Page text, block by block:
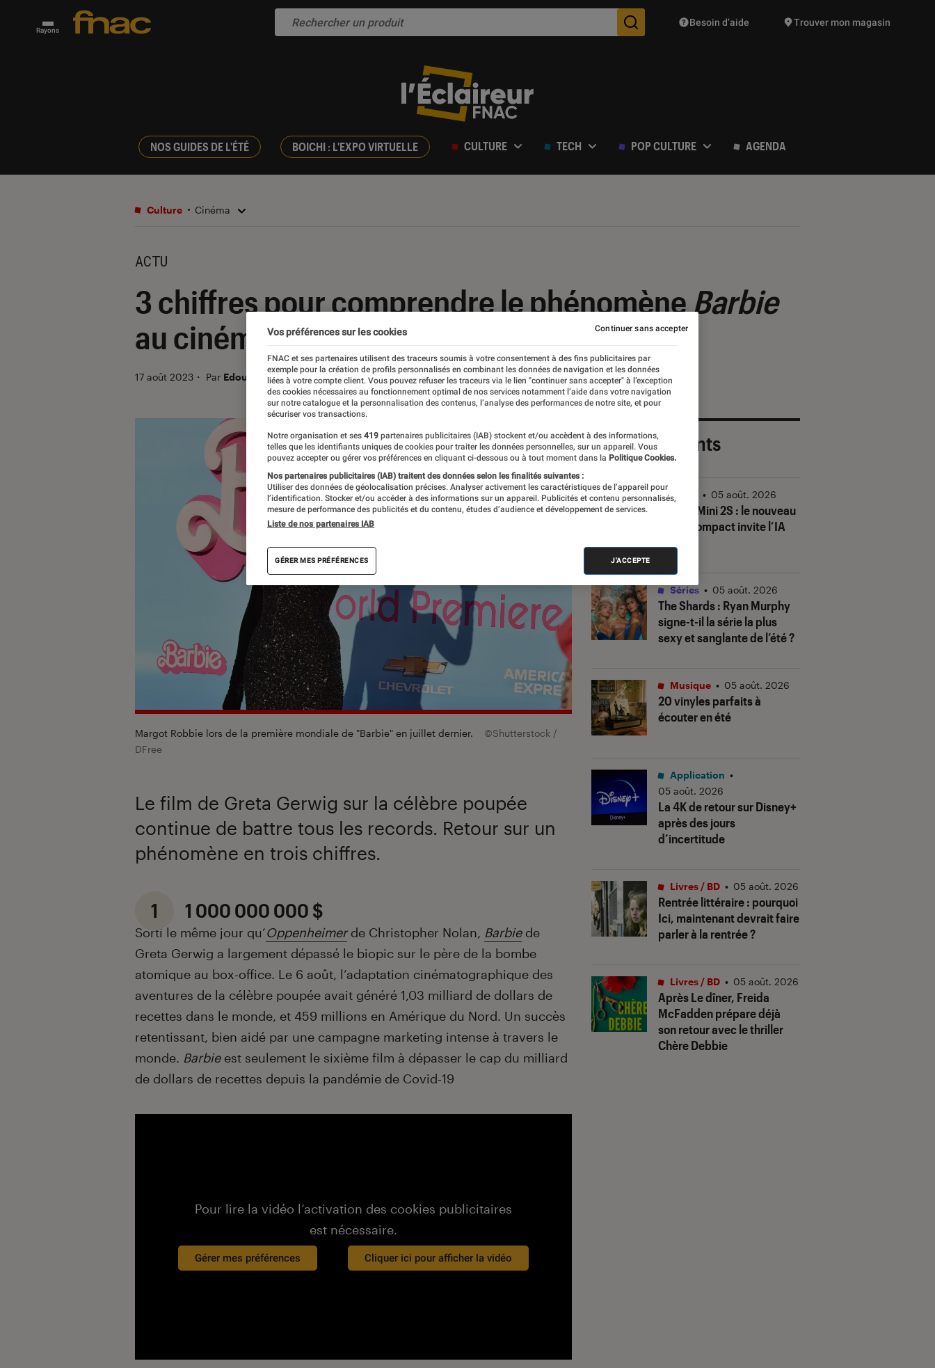
Rayons Des suggestions de produits vont vous être proposées
Besoin d’aide Trouver mon magasin
NOS GUIDES DE L'ÉTÉ BOICHI : L'EXPO VIRTUELLE CULTURE TECH POP CULTURE AGENDA
Culture Cinéma
ACTU
3 chiffres pour comprendre le phénomèneBarbie
au cinéma
17 août 2023 ・ Par Edouard Lebigre
Margot Robbie lors de la première mondiale de "Barbie" en juillet dernier.
©Shutterstock /
DFree
Le film de Greta Gerwig sur la célèbre poupée
continue de battre tous les records. Retour sur un
phénomène en trois chiffres.
1 1 000 000 000 $
Sorti le même jour qu’Oppenheimerde Christopher Nolan, Barbie de
Greta Gerwig a largement dépassé le biopic sur le père de la bombe
atomique au box-office. Le 6 août, l’adaptation cinématographique des
aventures de la célèbre poupée avait généré 1,03 milliard de dollars de
recettes dans le monde, et 459 millions en Amérique du Nord. Un succès
retentissant, bien aidé par une campagne marketing intense à travers le
monde. Barbie est seulement le sixième film à dépasser le cap du milliard
de dollars de recettes depuis la pandémie de Covid-19
Pour lire la vidéo l’activation des cookies publicitaires
est nécessaire.
Gérer mes préférences Cliquer ici pour afficher la vidéo
Les plus récents
DJI Mic Mini 2S : le nouveau
micro compact invite l’IA
Vidéo • 05 août. 2026
The Shards: Ryan Murphy
signe-t-il la série la plus
sexy et sanglante de l’été ?
Séries • 05 août. 2026
20 vinyles parfaits à
écouter en été
Musique • 05 août. 2026
La 4K de retour sur Disney+
après des jours
d’incertitude
Application •
05 août. 2026
Rentrée littéraire : pourquoi
Ici, maintenant devrait faire
parler à la rentrée ?
Livres / BD • 05 août. 2026
AprèsLe dîner, Freida
McFadden prépare déjà
son retour avec le thriller
Chère Debbie
Livres / BD • 05 août. 2026
Vos préférences sur les cookies
FNAC et ses partenaires utilisent des traceurs soumis à votre consentement à des fins publicitaires par
exemple pour la création de profils personnalisés en combinant les données de navigation et les données
liées à votre compte client. Vous pouvez refuser les traceurs via le lien "continuer sans accepter" à l’exception
des cookies nécessaires au fonctionnement optimal de nos services notamment l’aide dans votre navigation
sur notre catalogue et la personnalisation des contenus, l’analyse des performances de notre site, et pour
sécuriser vos transactions.
Notre organisation et ses 419 partenaires publicitaires (IAB) stockent et/ou accèdent à des informations,
telles que les identifiants uniques de cookies pour traiter les données personnelles, sur un appareil. Vous
pouvez accepter ou gérer vos préférences en cliquant ci-dessous ou à tout moment dans la Politique Cookies.
Nos partenaires publicitaires (IAB) traitent des données selon les finalités suivantes :
Utiliser des données de géolocalisation précises. Analyser activement les caractéristiques de l’appareil pour
l’identification. Stocker et/ou accéder à des informations sur un appareil. Publicités et contenu personnalisés,
mesure de performance des publicités et du contenu, études d’audience et développement de services.
Liste de nos partenaires IAB
GÉRER MES PRÉFÉRENCES J'ACCEPTE
Continuer sans accepter